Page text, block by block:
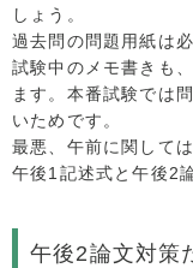
しょう。
過去問の問題用紙は
試験中のメモ書きも
ます。本番試験では
いためです。
最悪、午前に関して
午後1記述式と午後2
午後2論文対策